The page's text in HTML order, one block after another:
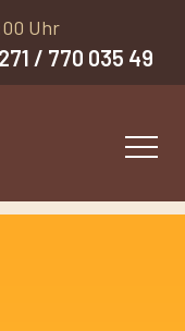
Uhr
/ 770 035 49